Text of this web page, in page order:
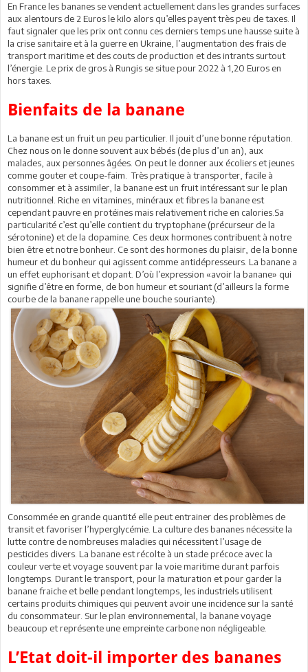
En France les bananes se vendent actuellement dans les grandes surfaces
aux alentours de 2 Euros le kilo alors qu’elles payent très peu de taxes. Il
faut signaler que les prix ont connu ces derniers temps une hausse suite à
la crise sanitaire et à la guerre en Ukraine, l’augmentation des frais de
transport maritime et des couts de production et des intrants surtout
l’énergie. Le prix de gros à Rungis se situe pour 2022 à 1,20 Euros en
hors taxes.
Bienfaits de la banane
La banane est un fruit un peu particulier. Il jouit d’une bonne réputation.
Chez nous on le donne souvent aux bébés (de plus d’un an), aux
malades, aux personnes âgées. On peut le donner aux écoliers et jeunes
comme gouter et coupe-faim. Très pratique à transporter, facile à
consommer et à assimiler, la banane est un fruit intéressant sur le plan
nutritionnel. Riche en vitamines, minéraux et fibres la banane est
cependant pauvre en protéines mais relativement riche en calories.Sa
particularité c’est qu’elle contient du tryptophane (précurseur de la
sérotonine) et de la dopamine. Ces deux hormones contribuent à notre
bien être et notre bonheur. Ce sont des hormones du plaisir, de la bonne
humeur et du bonheur qui agissent comme antidépresseurs. La banane a
un effet euphorisant et dopant. D’où l’expression «avoir la banane» qui
signifie d’être en forme, de bon humeur et souriant (d’ailleurs la forme
courbe de la banane rappelle une bouche souriante).
Consommée en grande quantité elle peut entrainer des problèmes de
transit et favoriser l’hyperglycémie. La culture des bananes nécessite la
lutte contre de nombreuses maladies qui nécessitent l’usage de
pesticides divers. La banane est récolte à un stade précoce avec la
couleur verte et voyage souvent par la voie maritime durant parfois
longtemps. Durant le transport, pour la maturation et pour garder la
banane fraiche et belle pendant longtemps, les industriels utilisent
certains produits chimiques qui peuvent avoir une incidence sur la santé
du consommateur. Sur le plan environnemental, la banane voyage
beaucoup et représente une empreinte carbone non négligeable.
L’Etat doit-il importer des bananes